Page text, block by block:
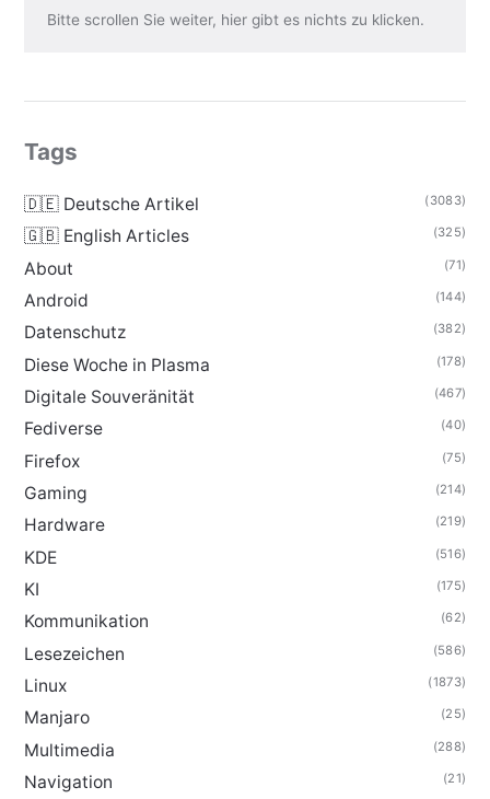
Bitte scrollen Sie weiter, hier gibt es nichts zu klicken.
Tags
🇩🇪 Deutsche Artikel (3083)
🇬🇧 English Articles (325)
About (71)
Android (144)
Datenschutz (382)
Diese Woche in Plasma (178)
Digitale Souveränität (467)
Fediverse (40)
Firefox (75)
Gaming (214)
Hardware (219)
KDE (516)
KI (175)
Kommunikation (62)
Lesezeichen (586)
Linux (1873)
Manjaro (25)
Multimedia (288)
Navigation (21)